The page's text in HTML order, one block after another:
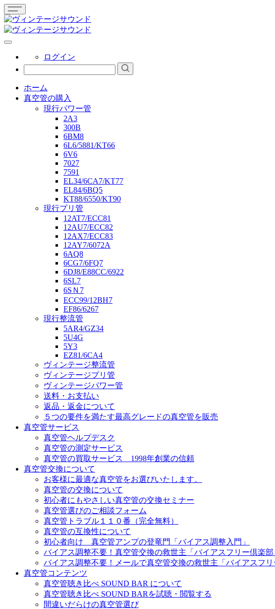
ログイン
ホーム
真空管の購入
現行パワー管
2A3
300B
6BM8
6L6/5881/KT66
6V6
7027
7591
EL34/6CA7/KT77
EL84/6BQ5
KT88/6550/KT90
現行プリ管
12AT7/ECC81
12AU7/ECC82
12AX7/ECC83
12AY7/6072A
6AQ8
6CG7/6FQ7
6DJ8/E88CC/6922
6SL7
6SＮ7
ECC99/12BH7
EF86/6267
現行整流管
5AR4/GZ34
5U4G
5Y3
EZ81/6CA4
ヴィンテージ整流管
ヴィンテージプリ管
ヴィンテージパワー管
送料・お支払い
返品・返金について
５つの要件を満たす最高グレードの真空管を販売
真空管サービス
真空管ヘルプデスク
真空管の測定サービス
真空管の買取サービス 1998年創業の信頼
真空管交換について
お客様に最適な真空管をお選びいたします。
真空管の交換について
初心者にもやさしい真空管の交換セミナー
真空管選びのご相談フォーム
真空管トラブル１１０番（完全無料）
真空管の互換性について
初心者向け 真空管アンプの登竜門「バイアス調整入門」
バイアス調整不要！真空管交換の救世主「バイアスフリー倶楽
バイアス調整不要！メールで真空管交換の救世主「バイアスフ
真空管コンテンツ
真空管聴き比べ SOUND BAR について
真空管聴き比べ SOUND BARを試聴・閲覧する
間違いだらけの真空管選び